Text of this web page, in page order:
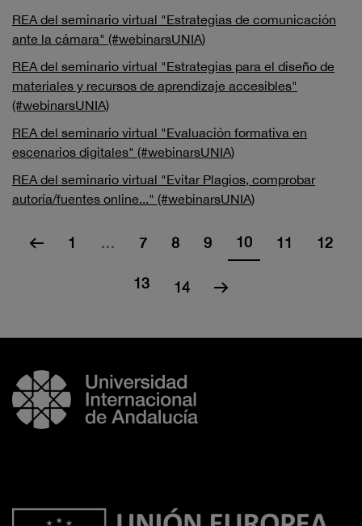
REA del seminario virtual "Estrategias de comunicación
ante la cámara" (#webinarsUNIA)
REA del seminario virtual "Estrategias para el diseño de
materiales y recursos de aprendizaje accesibles"
(#webinarsUNIA)
REA del seminario virtual "Evaluación formativa en
escenarios digitales" (#webinarsUNIA)
REA del seminario virtual "Evitar Plagios, comprobar
autoría/fuentes online..." (#webinarsUNIA)
1 … 7 8 9 10 11 12
13 14